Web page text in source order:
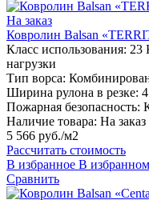
На заказ
Ковролин Balsan
Класс использования: 23
нагрузки
Тип ворса:
Ширина рулона в резке:
Пожарная безопасность:
Наличие товара: На заказ
5 566 руб./м2
Рассчитать стоимость
В избранное В избранном
Сравнить